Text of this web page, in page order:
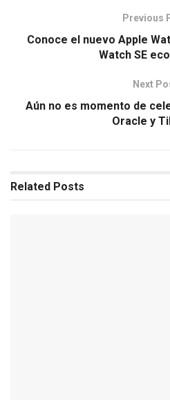
Previous
Conoce el nuevo Apple
Watch SE
Next
Aún no es momento de
Oracle y
Related Posts